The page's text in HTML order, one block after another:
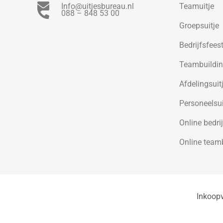
Info@uitjesbureau.nl
088 – 848 53 00
Teamuitje
Groepsuitje
Online
Online